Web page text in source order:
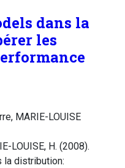
dans la
les
MARIE-LOUISE
LOUISE, H. (2008).
la distribution: